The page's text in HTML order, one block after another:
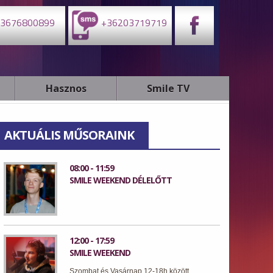
+36203719719
Hasznos Smile TV
AKTUÁLIS MŰSORAINK
08:00 - 11:59
SMILE WEEKEND DÉLELŐTT
12:00 - 17:59
SMILE WEEKEND
Szombat és Vasárnap 12-18h között.